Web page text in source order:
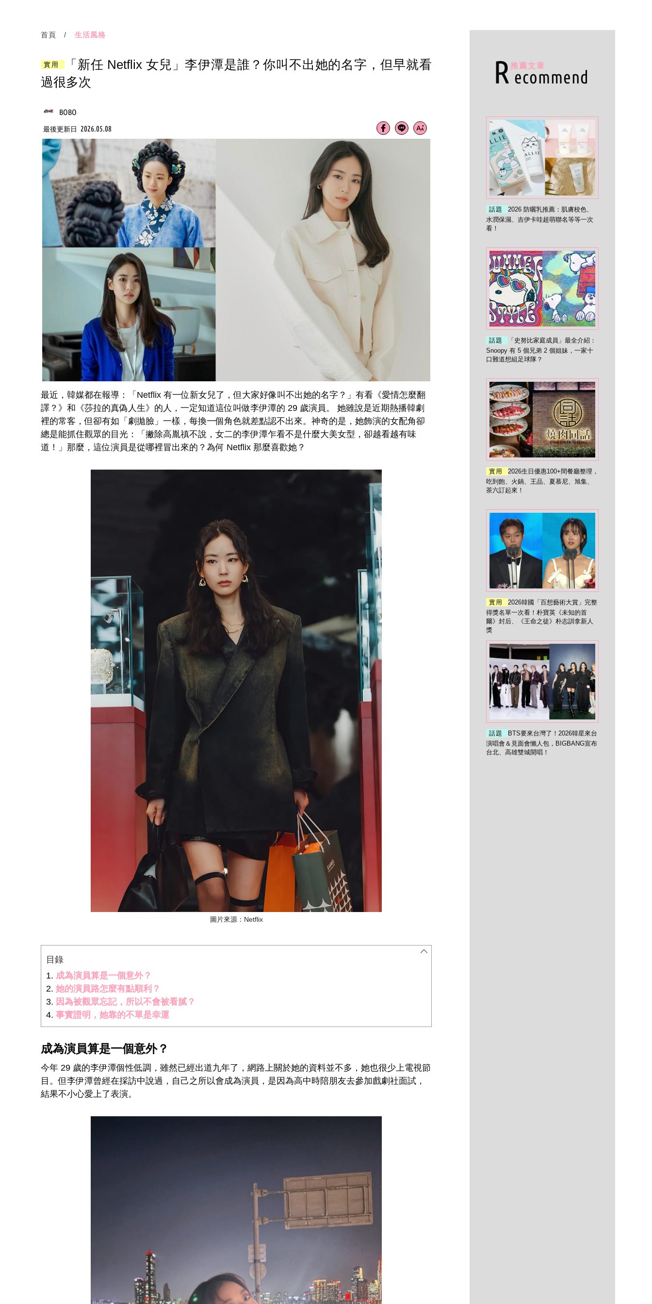
首頁 生活風格
實用
「新任 Netflix 女兒」李伊潭是誰？你叫不出她的名字，但早就看
過很多次
BOBO
最後更新日 2026.05.08
最近，韓媒都在報導：「Netflix 有一位新女兒了，但大家好像叫不出她的名字？」有看《愛情怎麼翻
譯？》和《莎拉的真偽人生》的人，一定知道這位叫做李伊潭的 29 歲演員。 她雖說是近期熱播韓劇
裡的常客，但卻有如「劇拋臉」一樣，每換一個角色就差點認不出來。神奇的是，她飾演的女配角卻
總是能抓住觀眾的目光：「撇除高胤禛不說，女二的李伊潭乍看不是什麼大美女型，卻越看越有味
道！」那麼，這位演員是從哪裡冒出來的？為何 Netflix 那麼喜歡她？
圖片來源：Netflix
目錄
成為演員算是一個意外？
她的演員路怎麼有點順利？
因為被觀眾忘記，所以不會被看膩？
事實證明，她靠的不單是幸運
成為演員算是一個意外？
今年 29 歲的李伊潭個性低調，雖然已經出道九年了，網路上關於她的資料並不多，她也很少上電視節
目。但李伊潭曾經在採訪中說過，自己之所以會成為演員，是因為高中時陪朋友去參加戲劇社面試，
結果不小心愛上了表演。
R ecommend
推薦文章
話題
2026 防曬乳推薦：肌膚校色、
水潤保濕、吉伊卡哇超萌聯名等等一次
看！
話題
「史努比家庭成員」最全介紹：
Snoopy 有 5 個兄弟 2 個姐妹，一家十
口難道想組足球隊？
實用
2026生日優惠100+間餐廳整理，
吃到飽、火鍋、王品、夏慕尼、旭集、
茶六訂起來！
實用
2026韓國「百想藝術大賞」完整
得獎名單一次看！朴寶英《未知的首
爾》封后、《王命之徒》朴志訓拿新人
獎
話題
BTS要來台灣了！2026韓星來台
演唱會＆見面會懶人包，BIGBANG宣布
台北、高雄雙城開唱！